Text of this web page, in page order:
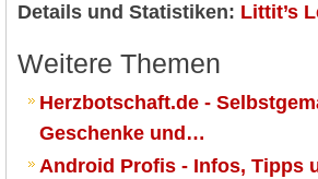
Details und Statistiken: Littit’s
Weitere Themen
Herzbotschaft.de -
Geschenke und…
Android Profis - Infos, Tipps